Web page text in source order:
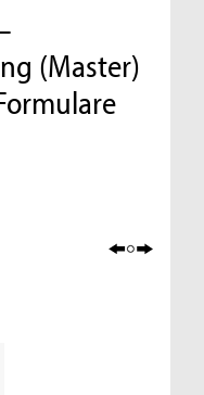
(Master)